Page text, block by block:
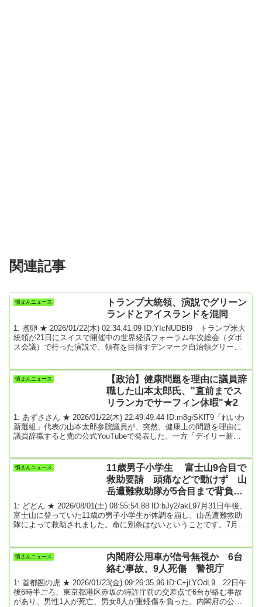
関連記事
憤まんニュース
トランプ大統領、演説でグリーン
ランドとアイスランドを混同
1: 煮卵 ★ 2026/01/22(木) 02:34:41.09 ID:YIcNUDBl9 トランプ米大
統領が21日にスイスで開催中の世界経済フォーラム年次総会（ダボ
ス会議）で行った演説で、領有を目指すデンマーク自治領グリーン
ついて述べた際に「私がアイスランドについて話すまで、彼らは私
を愛していた」と発言。また、グリーンランドの領有に反対する英
仏独など欧州8カ国への追加関...
憤まんニュース
【政治】健康問題を理由に議員辞
職した山本太郎氏、"直前までス
リランカでサーフィン休暇"★2
1: あずささん ★ 2026/01/22(木) 22:49:49.44 ID:m8giSKlT9「れいわ
新選組」代表の山本太郎参院議員が、突然、健康上の問題を理由に
議員辞職すると党の公式YouTubeで発表した。一方「デイリー新
解散が確定的になるまで現地に滞在していたという。21日午後５時
から行われた山本氏の記者会見で直接、聞いてみたがーー。(中略)19
日に質問状を送り2日経っ...
憤まんニュース
11歳男子小学生 富士山9合目で
救助要請 頭痛などで動けず 山
岳遭難救助隊が5合目まで背負っ
て下山させ搬送 命に別条なし
1: どどん ★ 2026/08/01(土) 08:55:54.88 ID:bJy2/akL97月31日午後、
富士山に登っていた11歳の男子小学生が体調を崩し、山岳遭難救助
隊によって救助されました。命に別条はないということです。7月31
岡県警の山岳遭難救助隊に直接救助要請がありました。警察により
ますと、福岡県の男子小学生（11）が富士宮口9合目の山小屋で動け
憤まんニュース
内閣府公用車が信号無視か 6台
絡む事故、9人死傷 警視庁
1: 首都圏の虎 ★ 2026/01/23(金) 09:26:35.96 ID:C+jLYOdL9 22日午
後6時半ごろ、東京都港区赤坂の特許庁前の交差点で6台が絡む事故
があり、男性1人が死亡、男女8人が重軽傷を負った。内閣府の公用